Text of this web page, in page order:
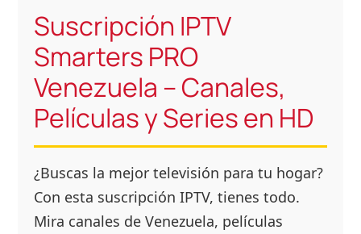
Suscripción IPTV
Smarters PRO
Venezuela – Canales,
Películas y Series en HD
¿Buscas la mejor televisión para tu hogar?
Con esta suscripción IPTV, tienes todo.
Mira canales de Venezuela, películas